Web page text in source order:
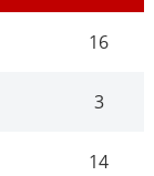
16
3
14